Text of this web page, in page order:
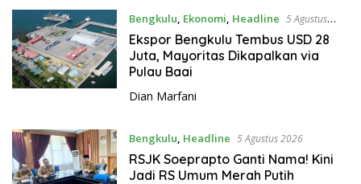
Bengkulu Ekonomi Headline 5 Agustus
2026
Ekspor Bengkulu Tembus USD 28
Juta, Mayoritas Dikapalkan via
Pulau Baai
Dian Marfani
Bengkulu Headline 5 Agustus 2026
RSJK Soeprapto Ganti Nama! Kini
Jadi RS Umum Merah Putih